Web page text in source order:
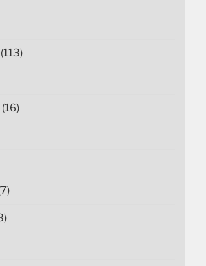
(113)
(16)